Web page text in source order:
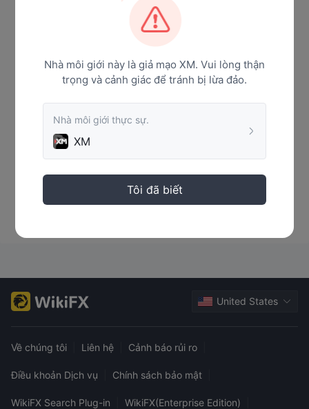
thể nên có thể là một nhóm. Tôi muốn ít nhất 6,65 triệu
Tạm không có số liệu
Nhà môi giới này là giả mạo XM. Vui lòng thận
trọng và cảnh giác để tránh bị lừa đảo.
Nhà môi giới thực sự.
XM
Tôi đã biết
United States
Về chúng tôi Liên hệ Cảnh báo rủi ro
Điều khoản Dịch vụ Chính sách bảo mật
WikiFX Search Plug-in WikiFX(Enterprise Edition)